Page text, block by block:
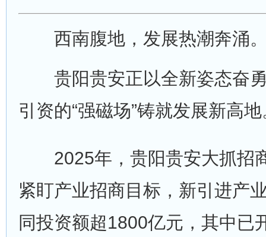
西南腹地，发展热潮奔涌
贵阳贵安正以全新姿态奋勇
引资的“强磁场”铸就发展新高
2025年，贵阳贵安大抓招
紧盯产业招商目标，新引进产
同投资额超1800亿元，其中已